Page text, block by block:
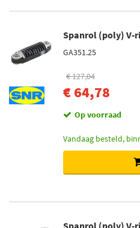
Spanrol (poly) V-
GA351.25
€ 127,04
€ 64,78
Op voorraad
Vandaag besteld,
Spanrol (poly) V-